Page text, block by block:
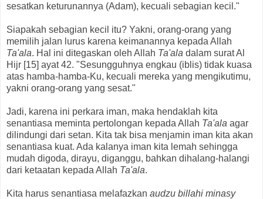
sesatkan keturunannya (Adam), kecuali sebagian kecil."
Siapakah sebagian kecil itu? Yakni, orang-orang yang
memilih jalan lurus karena keimanannya kepada Allah
Ta'ala. Hal ini ditegaskan oleh Allah Ta'ala dalam surat Al
Hijr [15] ayat 42. "Sesungguhnya engkau (iblis) tidak kuasa
atas hamba-hamba-Ku, kecuali mereka yang mengikutimu,
yakni orang-orang yang sesat."
Jadi, karena ini perkara iman, maka hendaklah kita
senantiasa meminta pertolongan kepada Allah Ta'ala agar
dilindungi dari setan. Kita tak bisa menjamin iman kita akan
senantiasa kuat. Ada kalanya iman kita lemah sehingga
mudah digoda, dirayu, diganggu, bahkan dihalang-halangi
dari ketaatan kepada Allah Ta'ala.
Kita harus senantiasa melafazkan audzu billahi minasy